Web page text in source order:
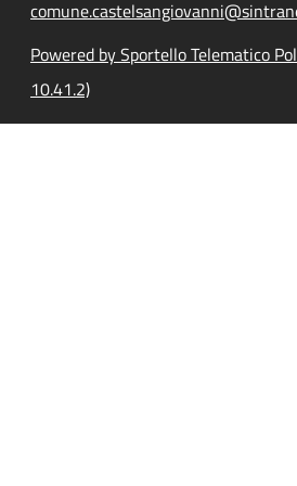
Powered by Sportello Telematico
10.41.2)